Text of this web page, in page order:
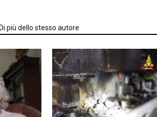
Di più dello stesso autore